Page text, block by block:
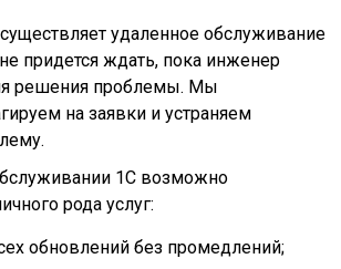
удаленное обслуживание
придется ждать, пока инженер
решения проблемы. Мы
на заявки и устраняем
1С возможно
рода услуг:
обновлений без промедлений;